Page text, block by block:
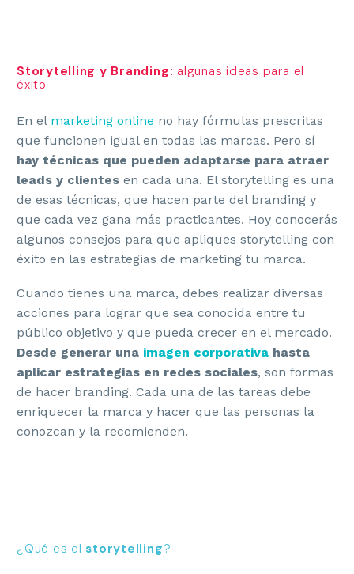
Storytelling y Branding: algunas ideas para el
éxito
En el marketing online no hay fórmulas prescritas
que funcionen igual en todas las marcas. Pero sí
hay técnicas que pueden adaptarse para atraer
leads y clientes en cada una. El storytelling es una
de esas técnicas, que hacen parte del branding y
que cada vez gana más practicantes. Hoy conocerás
algunos consejos para que apliques storytelling con
éxito en las estrategias de marketing tu marca.
Cuando tienes una marca, debes realizar diversas
acciones para lograr que sea conocida entre tu
público objetivo y que pueda crecer en el mercado.
Desde generar una imagen corporativa hasta
aplicar estrategias en redes sociales, son formas
de hacer branding. Cada una de las tareas debe
enriquecer la marca y hacer que las personas la
conozcan y la recomienden.
¿Qué es el storytelling?